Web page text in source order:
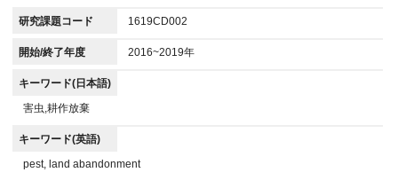
研究課題コード 1619CD002
開始/終了年度 2016~2019年
キーワード(日本語)
害虫,耕作放棄
キーワード(英語)
pest, land abandonment